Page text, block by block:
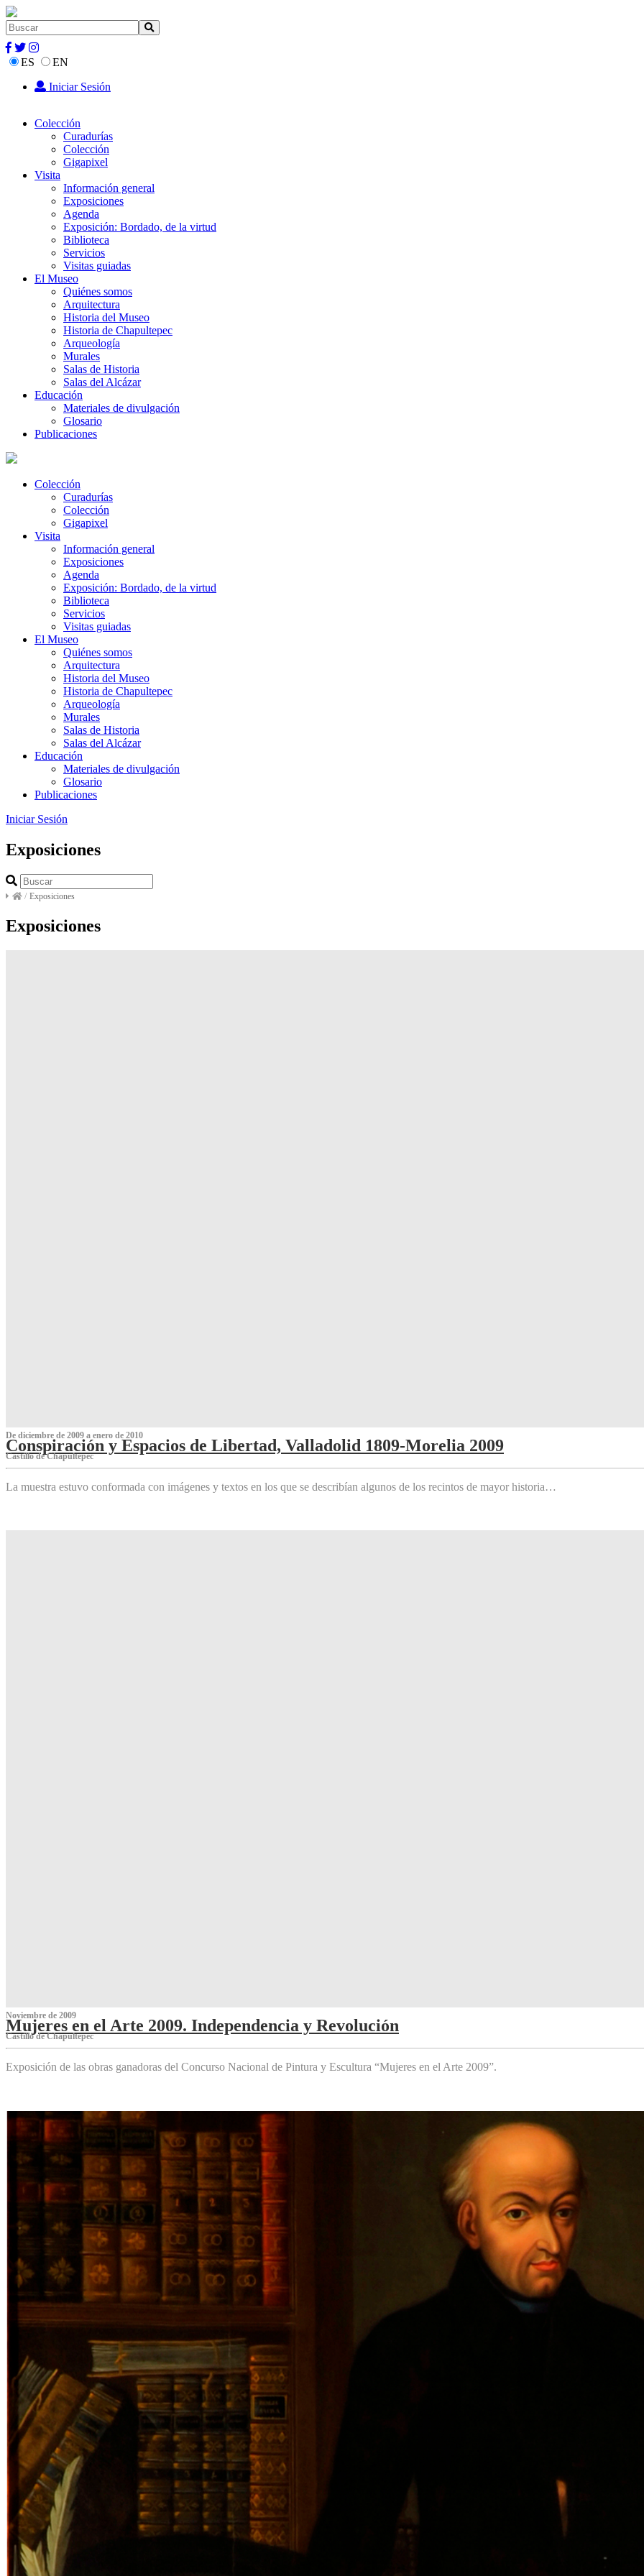
ES
EN
Iniciar Sesión
Colección
Curadurías
Colección
Gigapixel
Visita
Información general
Exposiciones
Agenda
Exposición: Bordado, de la virtud
Biblioteca
Servicios
Visitas guiadas
El Museo
Quiénes somos
Arquitectura
Historia del Museo
Historia de Chapultepec
Arqueología
Murales
Salas de Historia
Salas del Alcázar
Educación
Materiales de divulgación
Glosario
Publicaciones
Colección
Curadurías
Colección
Gigapixel
Visita
Información general
Exposiciones
Agenda
Exposición: Bordado, de la virtud
Biblioteca
Servicios
Visitas guiadas
El Museo
Quiénes somos
Arquitectura
Historia del Museo
Historia de Chapultepec
Arqueología
Murales
Salas de Historia
Salas del Alcázar
Educación
Materiales de divulgación
Glosario
Publicaciones
Iniciar Sesión
Exposiciones
/ Exposiciones
Exposiciones
De diciembre de 2009 a enero de 2010
Conspiración y Espacios de Libertad, Valladolid 1809-Morelia 2009
Castillo de Chapultepec
La muestra estuvo conformada con imágenes y textos en los que se describían algunos de los recintos de mayor historia…
Noviembre de 2009
Mujeres en el Arte 2009. Independencia y Revolución
Castillo de Chapultepec
Exposición de las obras ganadoras del Concurso Nacional de Pintura y Escultura “Mujeres en el Arte 2009”.